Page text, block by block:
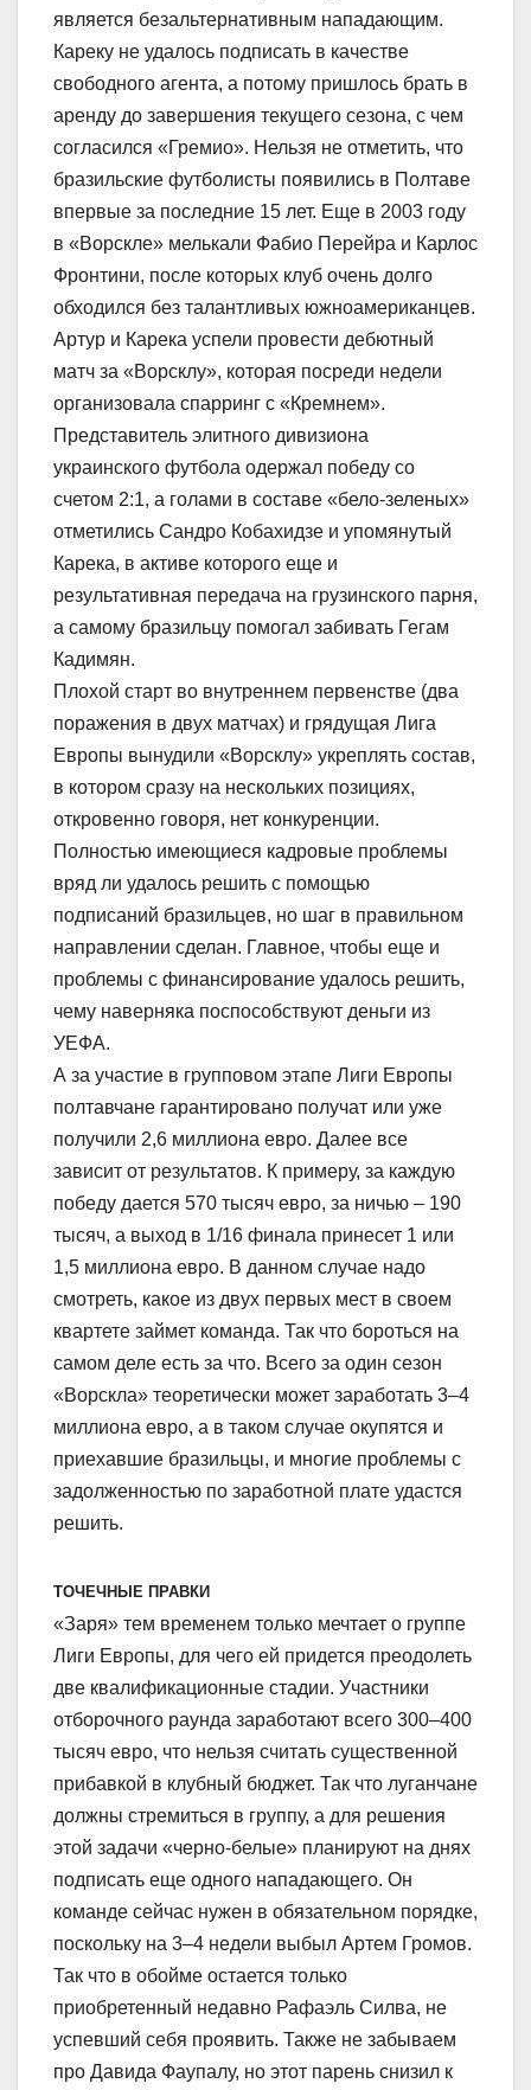
является безальтернативным нападающим.
Кареку не удалось подписать в качестве
свободного агента, а потому пришлось брать в
аренду до завершения текущего сезона, с чем
согласился «Гремио». Нельзя не отметить, что
бразильские футболисты появились в Полтаве
впервые за последние 15 лет. Еще в 2003 году
в «Ворскле» мелькали Фабио Перейра и Карлос
Фронтини, после которых клуб очень долго
обходился без талантливых южноамериканцев.
Артур и Карека успели провести дебютный
матч за «Ворсклу», которая посреди недели
организовала спарринг с «Кремнем».
Представитель элитного дивизиона
украинского футбола одержал победу со
счетом 2:1, а голами в составе «бело-зеленых»
отметились Сандро Кобахидзе и упомянутый
Карека, в активе которого еще и
результативная передача на грузинского парня,
а самому бразильцу помогал забивать Гегам
Кадимян.
Плохой старт во внутреннем первенстве (два
поражения в двух матчах) и грядущая Лига
Европы вынудили «Ворсклу» укреплять состав,
в котором сразу на нескольких позициях,
откровенно говоря, нет конкуренции.
Полностью имеющиеся кадровые проблемы
вряд ли удалось решить с помощью
подписаний бразильцев, но шаг в правильном
направлении сделан. Главное, чтобы еще и
проблемы с финансирование удалось решить,
чему наверняка поспособствуют деньги из
УЕФА.
А за участие в групповом этапе Лиги Европы
полтавчане гарантировано получат или уже
получили 2,6 миллиона евро. Далее все
зависит от результатов. К примеру, за каждую
победу дается 570 тысяч евро, за ничью – 190
тысяч, а выход в 1/16 финала принесет 1 или
1,5 миллиона евро. В данном случае надо
смотреть, какое из двух первых мест в своем
квартете займет команда. Так что бороться на
самом деле есть за что. Всего за один сезон
«Ворскла» теоретически может заработать 3–4
миллиона евро, а в таком случае окупятся и
приехавшие бразильцы, и многие проблемы с
задолженностью по заработной плате удастся
решить.
ТОЧЕЧНЫЕ ПРАВКИ
«Заря» тем временем только мечтает о группе
Лиги Европы, для чего ей придется преодолеть
две квалификационные стадии. Участники
отборочного раунда заработают всего 300–400
тысяч евро, что нельзя считать существенной
прибавкой в клубный бюджет. Так что луганчане
должны стремиться в группу, а для решения
этой задачи «черно-белые» планируют на днях
подписать еще одного нападающего. Он
команде сейчас нужен в обязательном порядке,
поскольку на 3–4 недели выбыл Артем Громов.
Так что в обойме остается только
приобретенный недавно Рафаэль Силва, не
успевший себя проявить. Также не забываем
про Давида Фаупалу, но этот парень снизил к